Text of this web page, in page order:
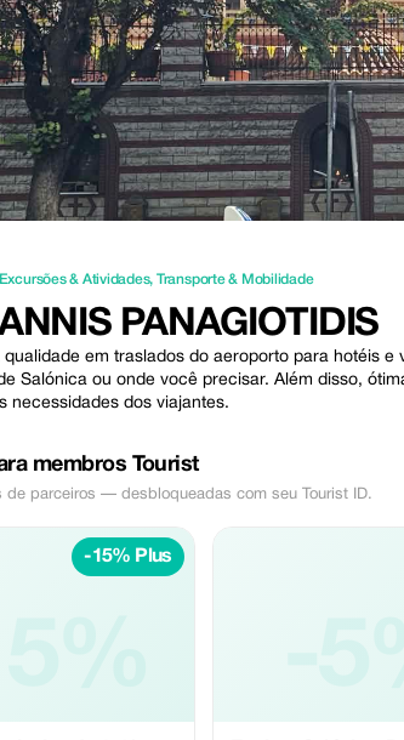
Excursões & Atividades, Transporte & Mobilidade
PANAGIOTIDIS
qualidade em traslados do aeroporto para hotéis
Salónica ou onde você precisar. Além disso,
necessidades dos viajantes.
membros Tourist
de parceiros — desbloqueadas com seu Tourist ID.
-15% Plus